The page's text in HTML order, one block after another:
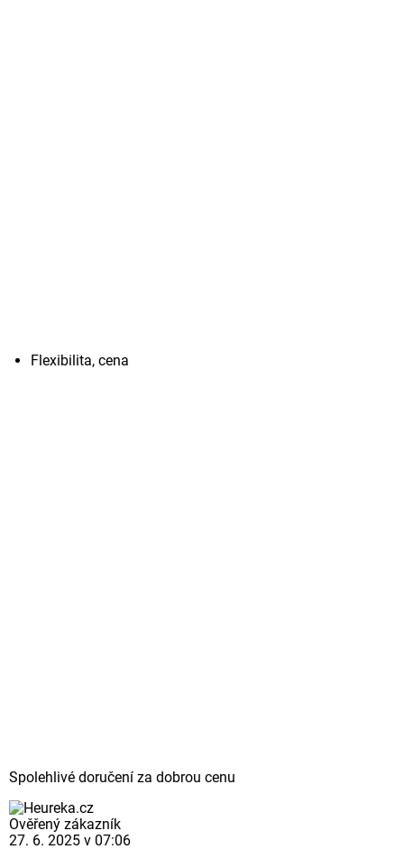
Flexibilita, cena
Spolehlivé doručení za dobrou cenu
Ověřený zákazník
27. 6. 2025 v 07:06